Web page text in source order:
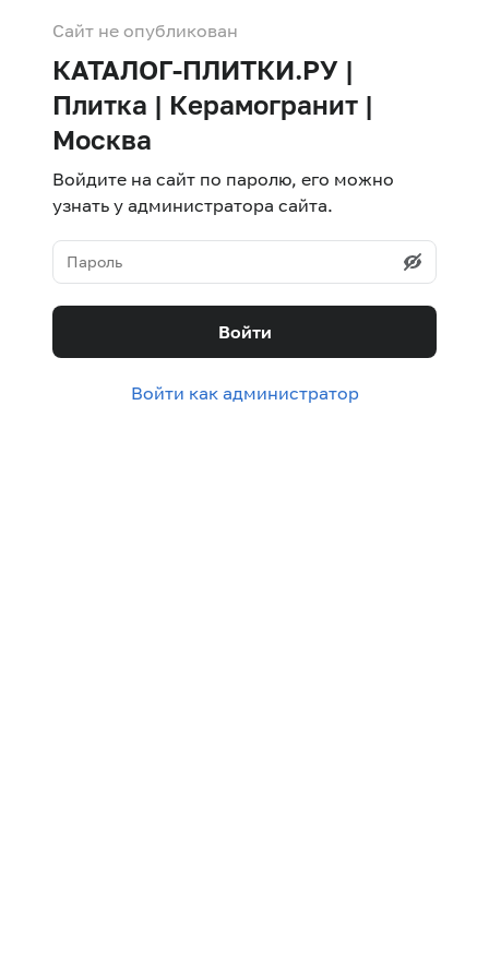
Сайт не опубликован
КАТАЛОГ-ПЛИТКИ.РУ |
Плитка | Керамогранит |
Москва
Войдите на сайт по паролю, его можно
узнать у администратора сайта.
Войти
Войти как администратор